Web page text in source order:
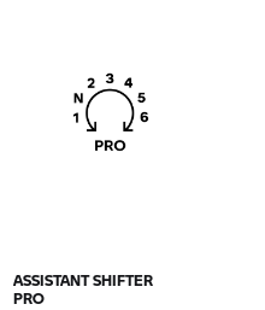
ASSISTANT SHIFTER
PRO